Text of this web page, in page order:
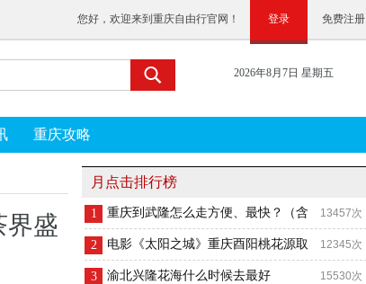
您好，欢迎来到重庆自由行官网！ 登录 免费注册
2026年8月7日 星期五
重庆攻略
界盛
月点击排行榜
1 重庆到武隆怎么走方便、最快？（含 13457次
2 电影《太阳之城》重庆酉阳桃花源取 12345次
3 渝北兴隆花海什么时候去最好 15530次